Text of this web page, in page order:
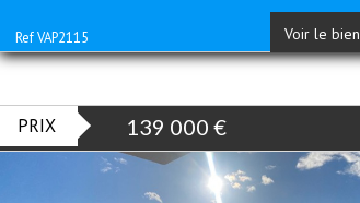
Ref VAP2115 Voir le bien
PRIX 139 000 €